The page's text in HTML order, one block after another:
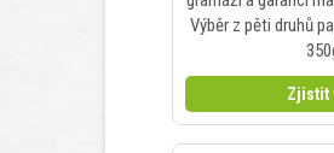
Výběr z pěti druhů
Zjistit